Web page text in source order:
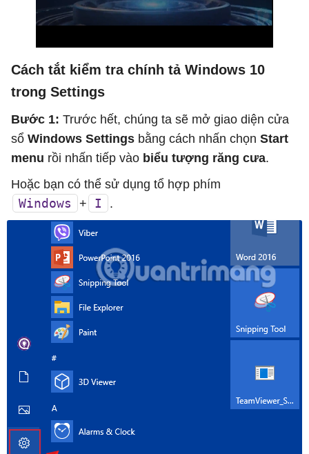
Cách tắt kiểm tra chính tả Windows 10
trong Settings
Bước 1: Trước hết, chúng ta sẽ mở giao diện cửa
sổ Windows Settings bằng cách nhấn chọn Start
menu rồi nhấn tiếp vào biểu tượng răng cưa.
Hoặc bạn có thể sử dụng tổ hợp phím
Windows + I .